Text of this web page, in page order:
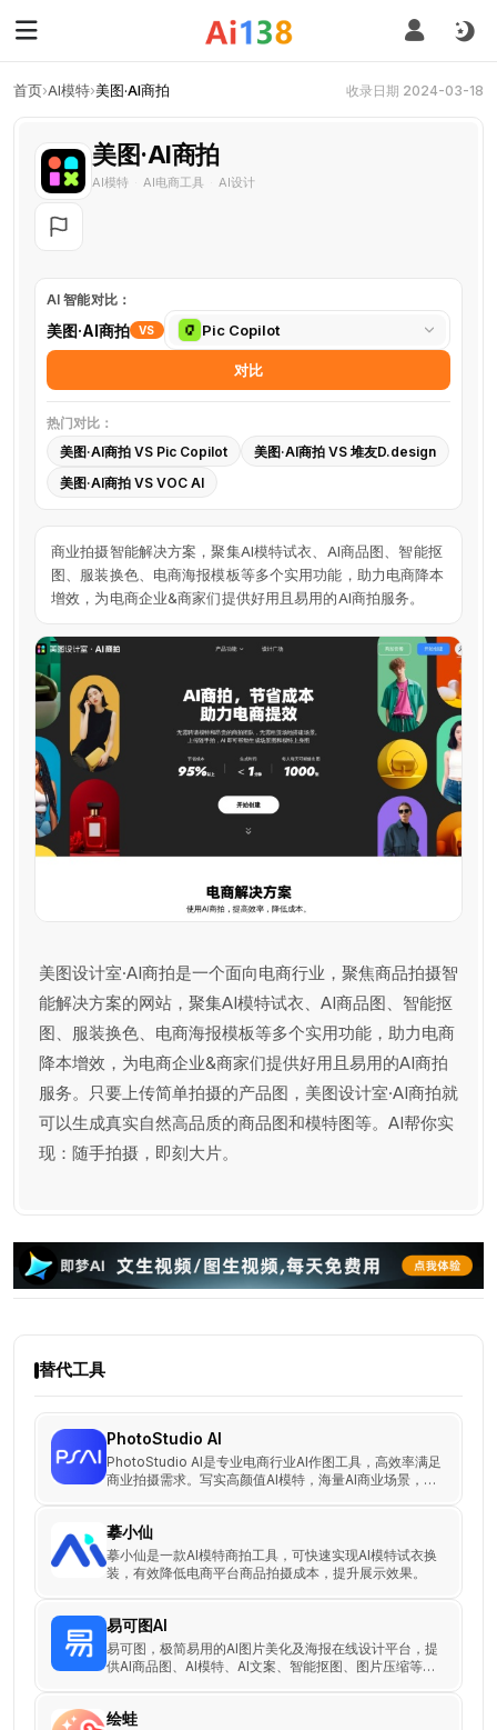
首页›AI模特›美图·AI商拍 收录日期 2024-03-18
美图·AI商拍
AI模特 AI电商工具 AI设计
AI 智能对比：
美图·AI商拍 VS
选
择
具
Pic Copilot
对比
热门对比：
美图·AI商拍 VS Pic Copilot
美图·AI商拍 VS 堆友D.design
美图·AI商拍 VS VOC AI
商业拍摄智能解决方案，聚集AI模特试衣、AI商品图、智能抠
图、服装换色、电商海报模板等多个实用功能，助力电商降本
增效，为电商企业&商家们提供好用且易用的AI商拍服务。
美图设计室·AI商拍是一个面向电商行业，聚焦商品拍摄智
能解决方案的网站，聚集AI模特试衣、AI商品图、智能抠
图、服装换色、电商海报模板等多个实用功能，助力电商
降本增效，为电商企业&商家们提供好用且易用的AI商拍
服务。只要上传简单拍摄的产品图，美图设计室·AI商拍就
可以生成真实自然高品质的商品图和模特图等。AI帮你实
现：随手拍摄，即刻大片。
替代工具
PhotoStudio AI
PhotoStudio AI是专业电商行业AI作图工具，高效率满足
商业拍摄需求。写实高颜值AI模特，海量AI商业场景，助
摹小仙
摹小仙是一款AI模特商拍工具，可快速实现AI模特试衣换
装，有效降低电商平台商品拍摄成本，提升展示效果。
易可图AI
易可图，极简易用的AI图片美化及海报在线设计平台，提
供AI商品图、AI模特、AI文案、智能抠图、图片压缩等，
绘蛙